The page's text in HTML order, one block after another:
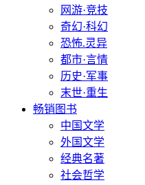
网游·竞技
奇幻·科幻
恐怖.灵异
都市·言情
历史·军事
末世·重生
畅销图书
中国文学
外国文学
经典名著
社会哲学